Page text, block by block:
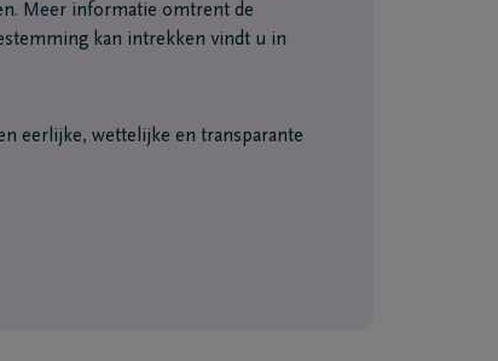
Meer informatie omtrent de
kan intrekken vindt u in
eerlijke, wettelijke en transparante